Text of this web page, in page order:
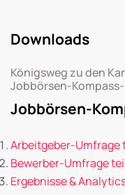
Downloads
Königsweg zu den
Jobbörsen-
Jobbörsen-
Arbeitgeber-Umfrage
Bewerber-Umfrage
Ergebnisse &